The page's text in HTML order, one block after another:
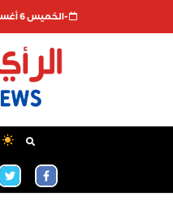
-الخميس 6 أغسطس, 2026